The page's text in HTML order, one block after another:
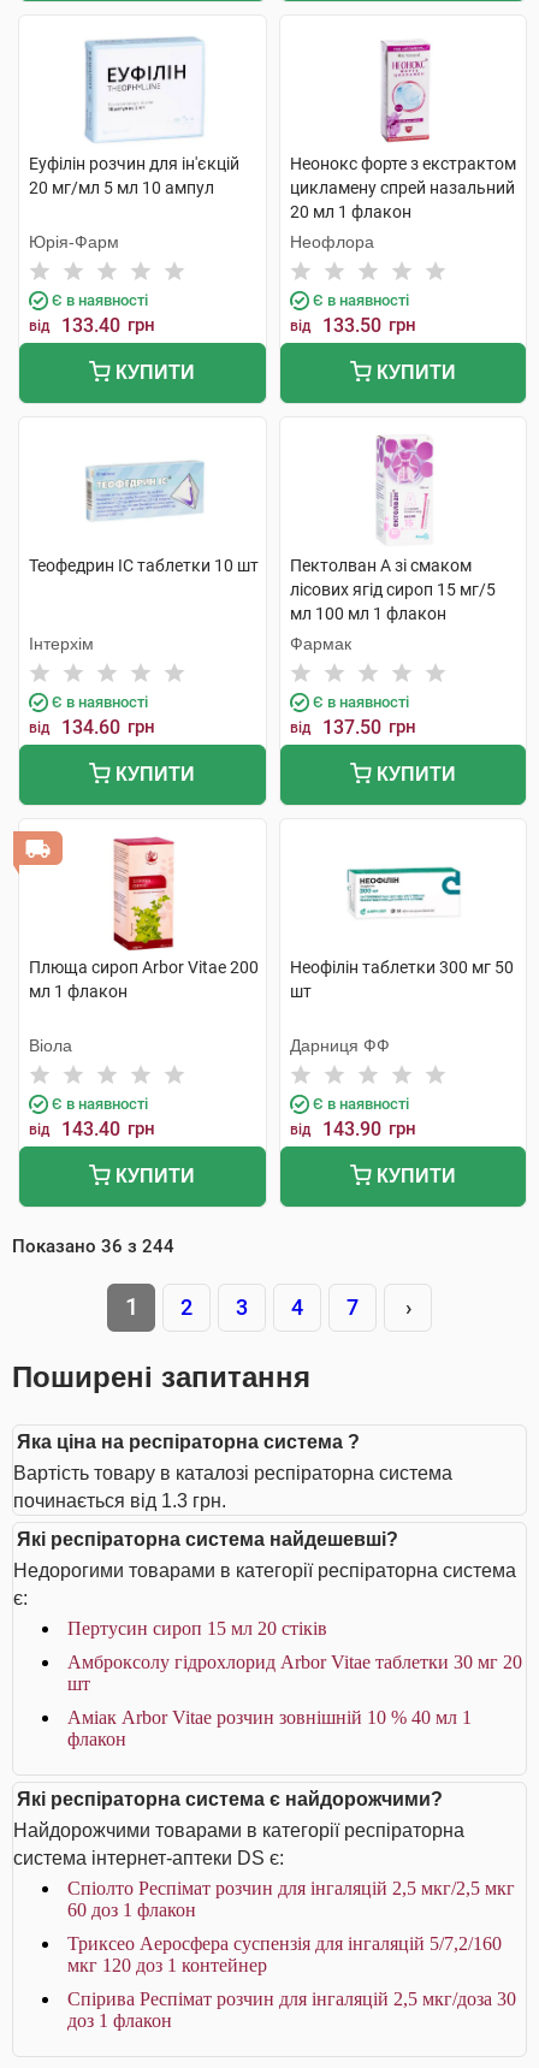
Еуфілін розчин для ін'єкцій
20 мг/мл 5 мл 10 ампул
Юрія-Фарм
Є в наявності
від 133.40 грн
КУПИТИ
Неонокс форте з екстрактом
цикламену спрей назальний
20 мл 1 флакон
Неофлора
Є в наявності
від 133.50 грн
КУПИТИ
Теофедрин IC таблетки 10 шт
Інтерхім
Є в наявності
від 134.60 грн
КУПИТИ
Пектолван А зі смаком
лісових ягід сироп 15 мг/5
мл 100 мл 1 флакон
Фармак
Є в наявності
від 137.50 грн
КУПИТИ
Плюща сироп Arbor Vitae 200
мл 1 флакон
Віола
Є в наявності
від 143.40 грн
КУПИТИ
Неофілін таблетки 300 мг 50
шт
Дарниця ФФ
Є в наявності
від 143.90 грн
КУПИТИ
Показано 36 з 244
1 2 3 4 7 ›
Поширені запитання
Яка ціна на респіраторна система ?
Вартість товару в каталозі респіраторна система
починається від 1.3 грн.
Які респіраторна система найдешевші?
Недорогими товарами в категорії респіраторна система
є:
Пертусин сироп 15 мл 20 стіків
Амброксолу гідрохлорид Arbor Vitae таблетки 30 мг 20
шт
Аміак Arbor Vitae розчин зовнішній 10 % 40 мл 1
флакон
Які респіраторна система є найдорожчими?
Найдорожчими товарами в категорії респіраторна
система інтернет-аптеки DS є:
Спіолто Респімат розчин для інгаляцій 2,5 мкг/2,5 мкг
60 доз 1 флакон
Триксео Аеросфера суспензія для інгаляцій 5/7,2/160
мкг 120 доз 1 контейнер
Спірива Респімат розчин для інгаляцій 2,5 мкг/доза 30
доз 1 флакон